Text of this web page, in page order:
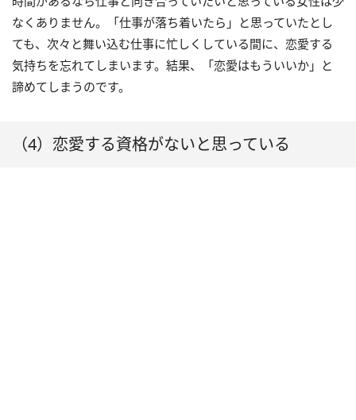
なくありません。「仕事が落ち着いたら」と思っていたとし
ても、次々と舞い込む仕事に忙しくしている間に、恋愛する
気持ちを忘れてしまいます。結果、「恋愛はもういいか」と
諦めてしまうのです。
（4）恋愛する資格がないと思っている